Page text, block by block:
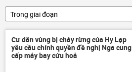
Trong giai đoạn
Cư dân vùng bị cháy rừng của Hy Lạp
yêu cầu chính quyền đề nghị Nga cung
cấp máy bay cứu hoả